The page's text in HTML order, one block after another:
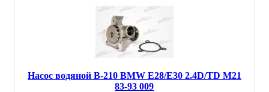
Насос водяной B-210 BMW E28/E30 2.4D/TD M21
83-93 009